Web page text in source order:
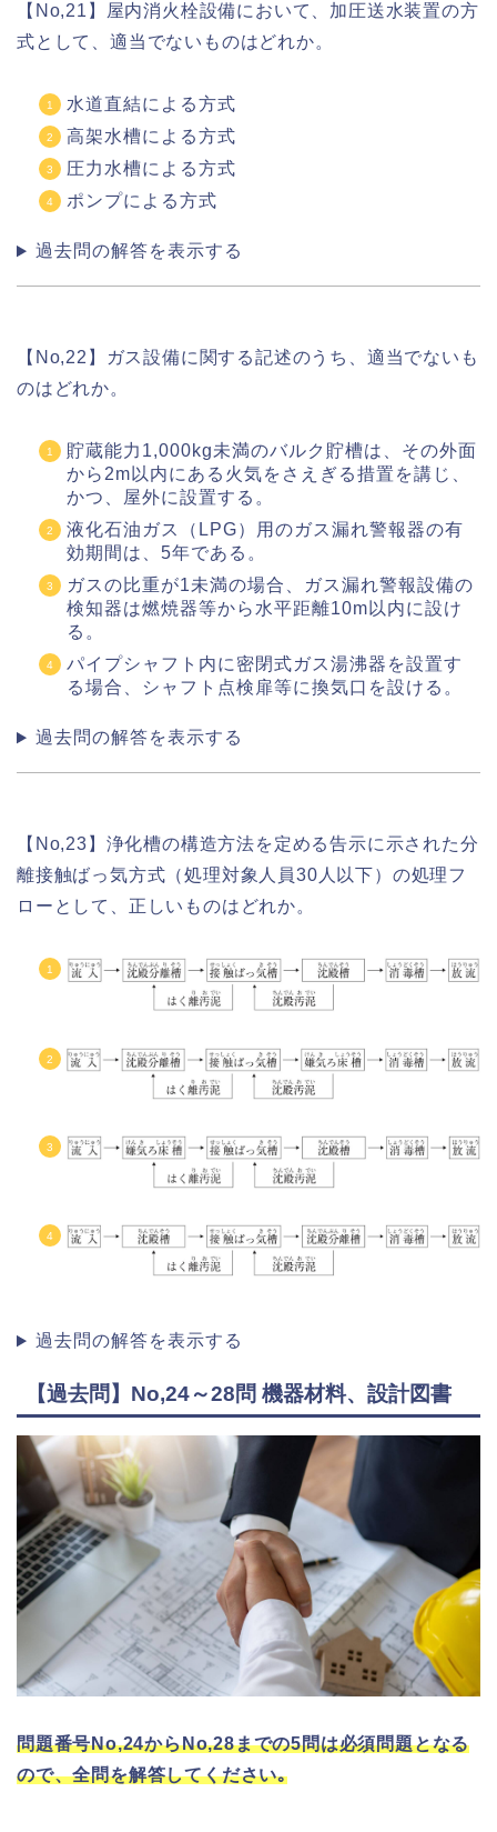
【No,21】屋内消火栓設備において、加圧送水装置の方
式として、適当でないものはどれか。
水道直結による方式
高架水槽による方式
圧力水槽による方式
ポンプによる方式
過去問の解答を表示する
【No,22】ガス設備に関する記述のうち、適当でないも
のはどれか。
貯蔵能力1,000kg未満のバルク貯槽は、その外面
から2m以内にある火気をさえぎる措置を講じ、
かつ、屋外に設置する。
液化石油ガス（LPG）用のガス漏れ警報器の有
効期間は、5年である。
ガスの比重が1未満の場合、ガス漏れ警報設備の
検知器は燃焼器等から水平距離10m以内に設け
る。
パイプシャフト内に密閉式ガス湯沸器を設置す
る場合、シャフト点検扉等に換気口を設ける。
過去問の解答を表示する
【No,23】浄化槽の構造方法を定める告示に示された分
離接触ばっ気方式（処理対象人員30人以下）の処理フ
ローとして、正しいものはどれか。
過去問の解答を表示する
【過去問】No,24～28問 機器材料、設計図書
問題番号No,24からNo,28までの5問は必須問題となる
ので、全問を解答してください｡